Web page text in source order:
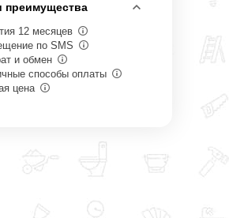
преимущества
12 месяцев
по SMS
и обмен
способы оплаты
цена